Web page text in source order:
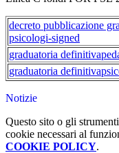
decreto pubblicazione
psicologi-signed
graduatoria
graduatoria
Notizie
Questo sito o gli
cookie necessari al
COOKIE POLICY.